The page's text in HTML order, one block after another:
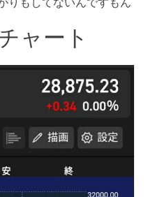
ャート